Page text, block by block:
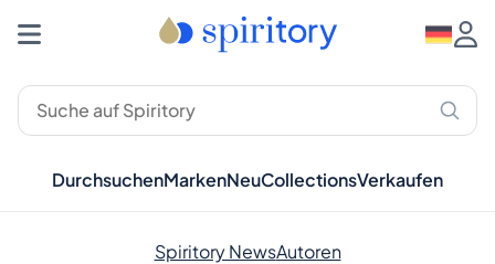
DurchsuchenMarkenNeuCollectionsVerkaufen
Spiritory NewsAutoren